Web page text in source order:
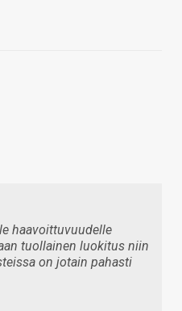
haavoittuvuudelle
tuollainen luokitus niin
on jotain pahasti